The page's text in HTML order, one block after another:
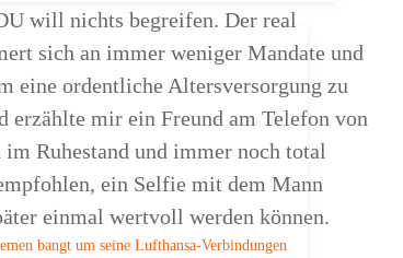
bangt um seine Lufthansa-Verbindungen
will nichts begreifen. Der real
sich an immer weniger Mandate und
eine ordentliche Altersversorgung zu
erzählte mir ein Freund am Telefon von
Ruhestand und immer noch total
ein Selfie mit dem Mann
einmal wertvoll werden können.